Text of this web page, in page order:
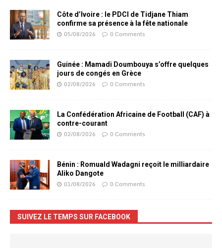
Côte d’Ivoire : le PDCI de Tidjane Thiam
confirme sa présence à la fête nationale
05/08/2026 0 Comments
Guinée : Mamadi Doumbouya s’offre quelques
jours de congés en Grèce
02/08/2026 0 Comments
La Confédération Africaine de Football (CAF) à
contre-courant
02/08/2026 0 Comments
Bénin : Romuald Wadagni reçoit le milliardaire
Aliko Dangote
01/08/2026 0 Comments
SUIVEZ LE TEMPS SUR FACEBOOK